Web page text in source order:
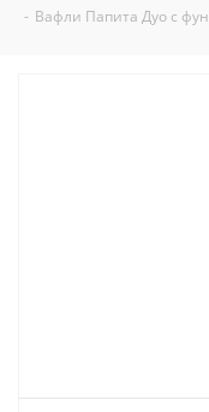
- Вафли Папита Дуо с